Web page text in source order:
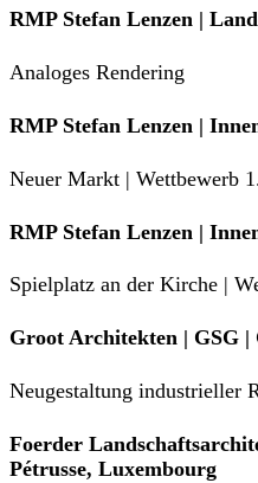
RMP Stefan Lenzen |
Analoges Rendering
RMP Stefan Lenzen |
Neuer Markt | Wettbewerb
RMP Stefan Lenzen |
Spielplatz an der Kirche |
Groot Architekten | GSG |
Neugestaltung industrieller
Foerder
Pétrusse, Luxembourg